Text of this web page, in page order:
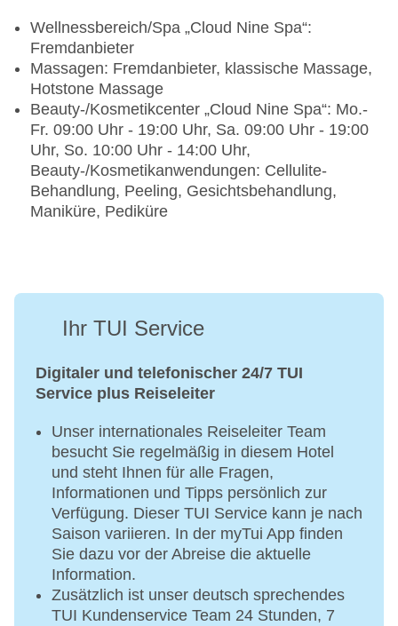
Wellnessbereich/Spa „Cloud Nine Spa“:
Fremdanbieter
Massagen: Fremdanbieter, klassische Massage,
Hotstone Massage
Beauty-/Kosmetikcenter „Cloud Nine Spa“: Mo.-
Fr. 09:00 Uhr - 19:00 Uhr, Sa. 09:00 Uhr - 19:00
Uhr, So. 10:00 Uhr - 14:00 Uhr,
Beauty-/Kosmetikanwendungen: Cellulite-
Behandlung, Peeling, Gesichtsbehandlung,
Maniküre, Pediküre
Ihr TUI Service
Digitaler und telefonischer 24/7 TUI
Service plus Reiseleiter
Unser internationales Reiseleiter Team
besucht Sie regelmäßig in diesem Hotel
und steht Ihnen für alle Fragen,
Informationen und Tipps persönlich zur
Verfügung. Dieser TUI Service kann je nach
Saison variieren. In der myTui App finden
Sie dazu vor der Abreise die aktuelle
Information.
Zusätzlich ist unser deutsch sprechendes
TUI Kundenservice Team 24 Stunden, 7